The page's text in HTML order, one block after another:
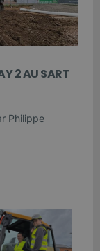
2 AU SART
Philippe